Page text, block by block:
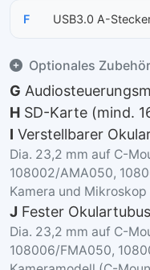
F USB3.0 A-
Optionales Zubehör
G
H SD-Karte (mind.
I Verstellbarer
Dia. 23,2 mm auf C-
108002/AMA050,
Kamera und Mikroskop
J Fester
Dia. 23,2 mm auf C-
108006/FMA050,